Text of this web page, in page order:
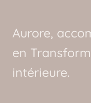
Aurore,
en
intérieure.